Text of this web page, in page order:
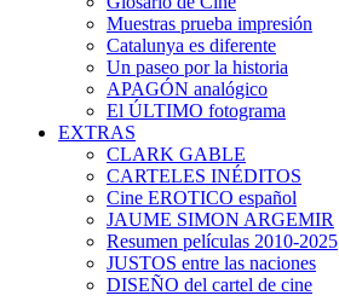
Muestras prueba impresión
Catalunya es diferente
Un paseo por la historia
APAGÓN analógico
El ÚLTIMO fotograma
EXTRAS
CLARK GABLE
CARTELES INÉDITOS
Cine EROTICO español
JAUME SIMON ARGEMIR
Resumen películas 2010-2025
JUSTOS entre las naciones
DISEÑO del cartel de cine